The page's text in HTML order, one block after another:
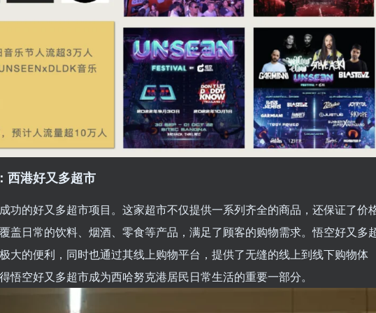
西港好⼜多超市
功的好⼜多超市项⽬。这家超市不仅提供⼀系列⻬全的商品，还保证了价
盖日常的饮料、烟酒、零食等产品，满⾜了顾客的购物需求。悟空好⼜多
⼤的便利，同时也通过其线上购物平台，提供了⽆缝的线上到线下购物体
悟空好⼜多超市成为西哈努克港居⺠⽇常⽣活的重要⼀部分。